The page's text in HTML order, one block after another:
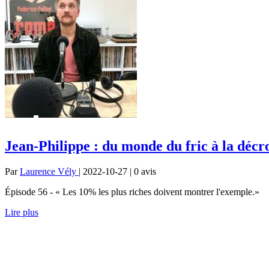
Jean-Philippe : du monde du fric à la
ParLaurence Vély | 2022-10-27 | 0 avis
Épisode 56 - « Les 10% les plus riches doivent montrer l'exemple.»
Lire plus